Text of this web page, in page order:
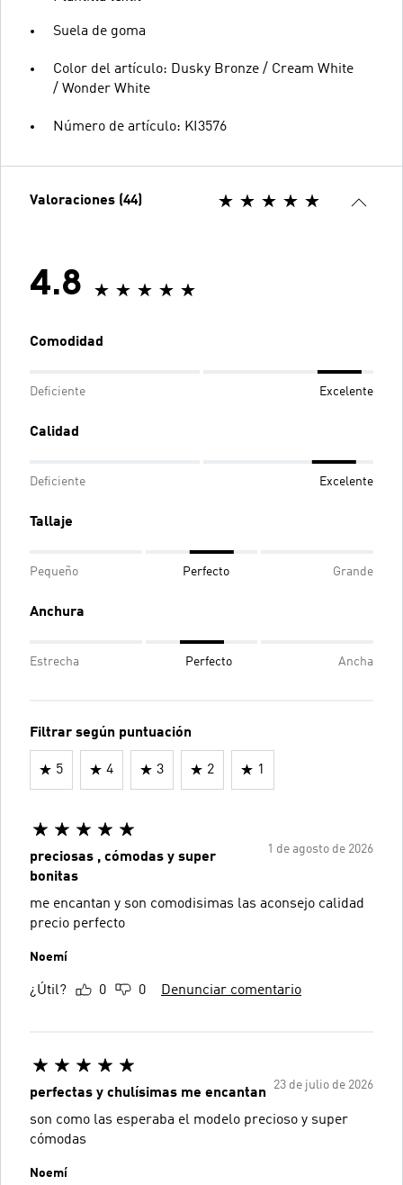
Suela de goma
Color del artículo: Dusky Bronze / Cream White
/ Wonder White
Número de artículo: KI3576
Valoraciones (44)
4.8
Comodidad
Deficiente Excelente
Calidad
Deficiente Excelente
Tallaje
Pequeño Perfecto Grande
Anchura
Estrecha Perfecto Ancha
Filtrar según puntuación
5 4 3 2 1
1 de agosto de 2026
preciosas , cómodas y super
bonitas
me encantan y son comodisimas las aconsejo calidad
precio perfecto
Noemí
¿Útil? 0 0 Denunciar comentario
23 de julio de 2026
perfectas y chulísimas me encantan
son como las esperaba el modelo precioso y super
cómodas
Noemí